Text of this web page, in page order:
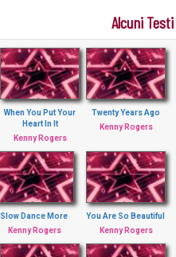
Alcuni
When You Put Your
Heart In It
Kenny Rogers
Twenty Years Ago
Kenny Rogers
Slow Dance More
Kenny Rogers
You Are So Beautiful
Kenny Rogers